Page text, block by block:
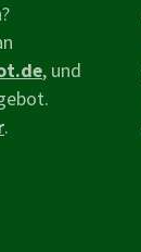
, und
.